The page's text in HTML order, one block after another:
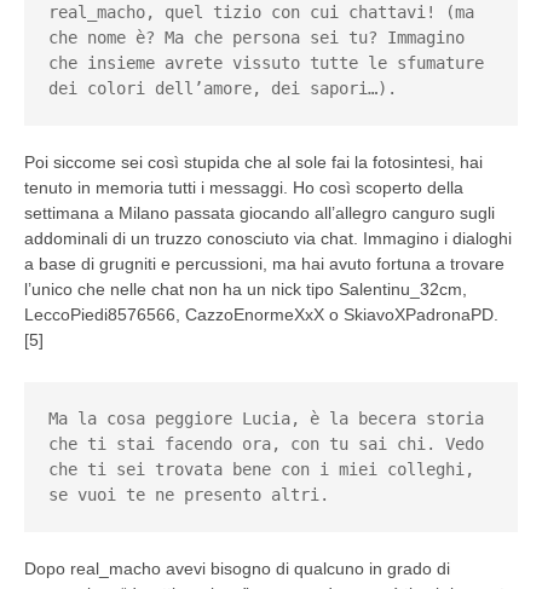
real_macho, quel tizio con cui chattavi! (ma
che nome è? Ma che persona sei tu? Immagino
che insieme avrete vissuto tutte le sfumature
dei colori dell’amore, dei sapori…).
Poi siccome sei così stupida che al sole fai la fotosintesi, hai
tenuto in memoria tutti i messaggi. Ho così scoperto della
settimana a Milano passata giocando all’allegro canguro sugli
addominali di un truzzo conosciuto via chat. Immagino i dialoghi
a base di grugniti e percussioni, ma hai avuto fortuna a trovare
l’unico che nelle chat non ha un nick tipo Salentinu_32cm,
LeccoPiedi8576566, CazzoEnormeXxX o SkiavoXPadronaPD.
[5]
Ma la cosa peggiore Lucia, è la becera storia
che ti stai facendo ora, con tu sai chi. Vedo
che ti sei trovata bene con i miei colleghi,
se vuoi te ne presento altri.
Dopo real_macho avevi bisogno di qualcuno in grado di